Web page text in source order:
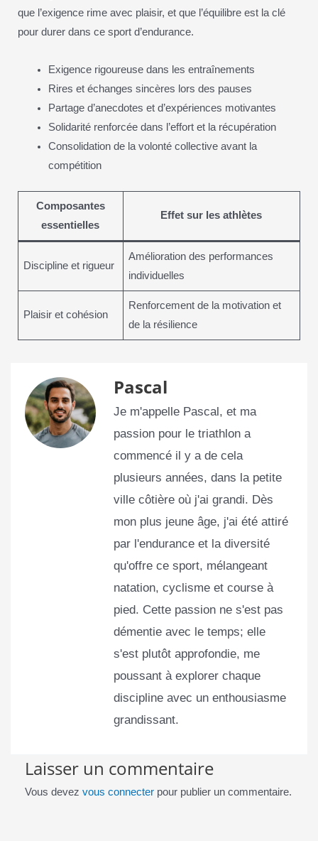
que l’exigence rime avec plaisir, et que l’équilibre est la clé
pour durer dans ce sport d’endurance.
Exigence rigoureuse dans les entraînements
Rires et échanges sincères lors des pauses
Partage d’anecdotes et d’expériences motivantes
Solidarité renforcée dans l’effort et la récupération
Consolidation de la volonté collective avant la
compétition
Composantes
essentielles
Effet sur les athlètes
Discipline et rigueur
Amélioration des performances
individuelles
Plaisir et cohésion
Renforcement de la motivation et
de la résilience
Pascal
Je m'appelle Pascal, et ma
passion pour le triathlon a
commencé il y a de cela
plusieurs années, dans la petite
ville côtière où j'ai grandi. Dès
mon plus jeune âge, j'ai été attiré
par l'endurance et la diversité
qu'offre ce sport, mélangeant
natation, cyclisme et course à
pied. Cette passion ne s'est pas
démentie avec le temps; elle
s'est plutôt approfondie, me
poussant à explorer chaque
discipline avec un enthousiasme
grandissant.
Laisser un commentaire
Vous devez vous connecterpour publier un commentaire.